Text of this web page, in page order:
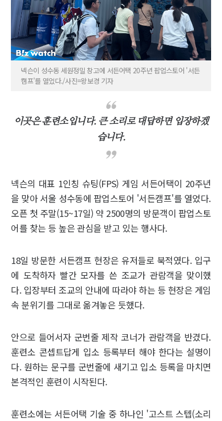
넥슨이 성수동 세원정밀 창고에 서든어택 20주년 팝업스토어 '서든
캠프'를 열었다./사진=왕보경 기자
이곳은 훈련소입니다. 큰 소리로 대답하면 입장하겠
습니다.
넥슨의 대표 1인칭 슈팅(FPS) 게임 서든어택이 20주년
을 맞아 서울 성수동에 팝업스토어 '서든캠프'를 열었다.
오픈 첫 주말(15~17일) 약 2500명의 방문객이 팝업스토
어를 찾는 등 높은 관심을 받고 있는 행사다.
18일 방문한 서든캠프 현장은 유저들로 북적였다. 입구
에 도착하자 빨간 모자를 쓴 조교가 관람객을 맞이했
다. 입장부터 조교의 안내에 따라야 하는 등 현장은 게임
속 분위기를 그대로 옮겨놓은 듯했다.
안으로 들어서자 군번줄 제작 코너가 관람객을 반겼다.
훈련소 콘셉트답게 입소 등록부터 해야 한다는 설명이
다. 원하는 문구를 군번줄에 새기고 입소 등록을 마치면
본격적인 훈련이 시작된다.
훈련소에는 서든어택 기술 중 하나인 '고스트 스텝(소리